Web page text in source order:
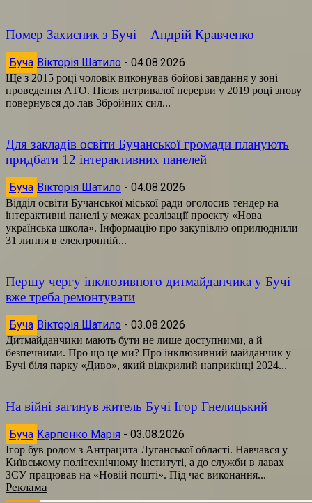
Помер Захисник з Бучі – Андрій Кравченко
Буча Вікторія Шатило - 04.08.2026
Ще з 2015 році чоловік виконував бойові завдання у зоні
проведення АТО. Після нетривалої перерви у 2019 році знову
повернувся до лав Збройних сил...
Для закладів освіти Бучанської громади планують
придбати 12 інтерактивних панелей
Буча Вікторія Шатило - 04.08.2026
Відділ освіти Бучанської міської ради оголосив тендер на
інтерактивні панелі у межах реалізації проєкту «Нова
українська школа». Інформацію про закупівлю оприлюднили
31 липня в електронній...
Першу чергу інклюзивного дитмайданчика у Бучі
вже треба ремонтувати
Буча Вікторія Шатило - 03.08.2026
Дитмайданчики мають бути не лише доступними, а й
безпечними. Про що це ми? Про інклюзивний майданчик у
Бучі біля парку «Диво», який відкрилий наприкінці 2024...
На війні загинув житель Бучі Ігор Гнелицький
Буча Карпенко Марія - 03.08.2026
Ігор був родом з Антрацита Луганської області. Навчався у
Київському політехнічному інституті, а до служби в лавах
ЗСУ працював на «Новій пошті». Під час виконання...
Реклама